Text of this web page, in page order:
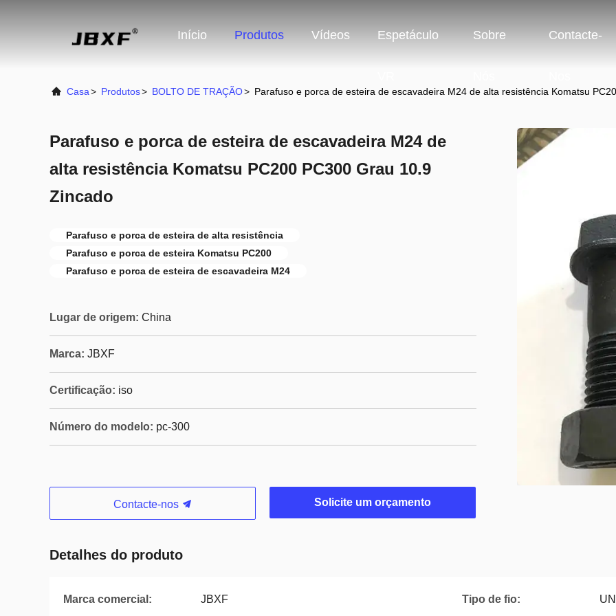
Início Produtos Vídeos Espetáculo Sobre Contacte-
Casa> Produtos> BOLTO DE TRAÇÃO> Parafuso e porca de esteira de escavadeira M24 de alta resistência Komatsu
Parafuso e porca de esteira de escavadeira M24 de
alta resistência Komatsu PC200 PC300 Grau 10.9
Zincado
Parafuso e porca de esteira de alta resistência
Parafuso e porca de esteira Komatsu PC200
Parafuso e porca de esteira de escavadeira M24
Lugar de origem: China
Marca: JBXF
Certificação: iso
Número do modelo: pc-300
Contacte-nos Solicite um orçamento
Detalhes do produto
Marca comercial: JBXF Tipo de fio: